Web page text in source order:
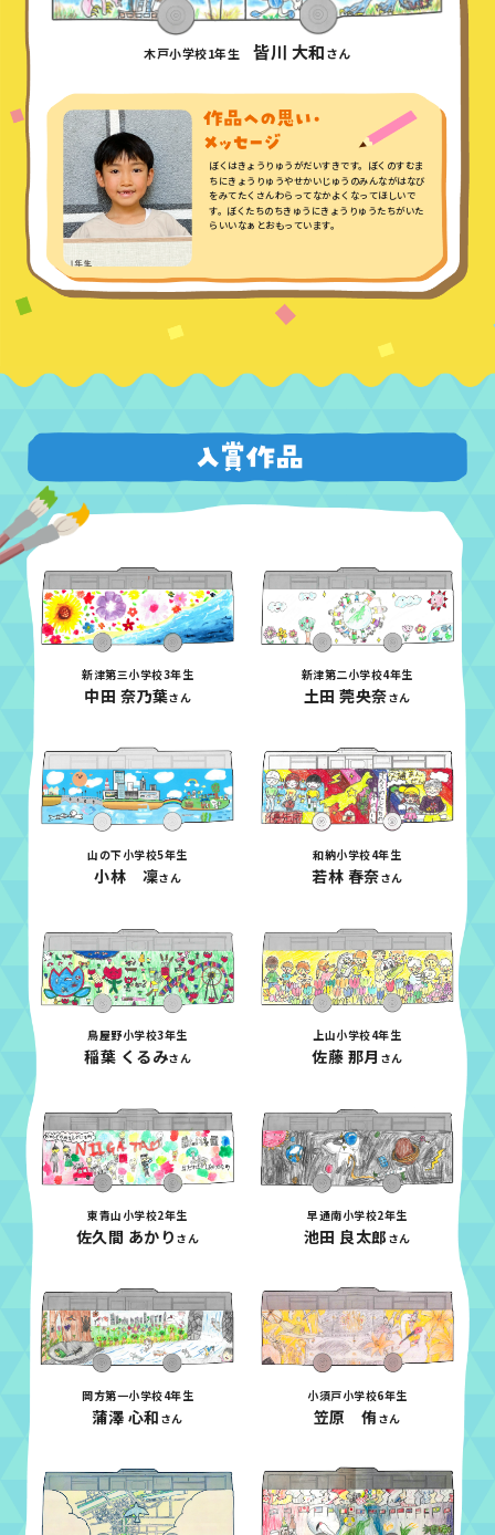
木戸小学校1年生皆川 大和さん
ぼくはきょうりゅうがだいすきです。ぼくのすむま
ちにきょうりゅうやせかいじゅうのみんながはなび
をみてたくさんわらってなかよくなってほしいで
す。ぼくたちのちきゅうにきょうりゅうたちがいた
らいいなぁとおもっています。
新津第三小学校3年生
中田 奈乃葉さん
新津第二小学校4年生
土田 莞央奈さん
山の下小学校5年生
小林 凜さん
和納小学校4年生
若林 春奈さん
鳥屋野小学校3年生
稲葉 くるみさん
上山小学校4年生
佐藤 那月 さん
東青山小学校2年生
佐久間 あかり さん
早通南小学校2年生
池田 良太郎 さん
岡方第一小学校4年生
蒲澤 心和 さん
小須戸小学校6年生
笠原 侑 さん